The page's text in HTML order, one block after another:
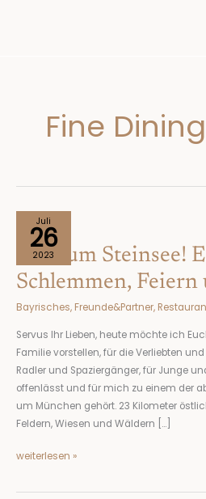
Fine Dining
Juli
26
2023
Auf zum Steinsee!
Schlemmen,
Bayrisches, Freunde&Partner,
Servus Ihr Lieben, heute möchte ich
Familie vorstellen, für die Verliebten
Radler und Spaziergänger, für Junge
offenlässt und für mich zu einem der
um München gehört. 23 Kilometer
Feldern, Wiesen und Wäldern […]
zum
Steinsee!
Ein
Ort
zum
weiterlesen »